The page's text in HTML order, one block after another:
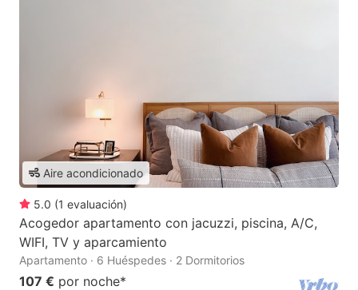
Aire acondicionado
5.0 (1 evaluación)
Acogedor apartamento con jacuzzi, piscina, A/C,
WIFI, TV y aparcamiento
Apartamento · 6 Huéspedes · 2 Dormitorios
107 € por noche*